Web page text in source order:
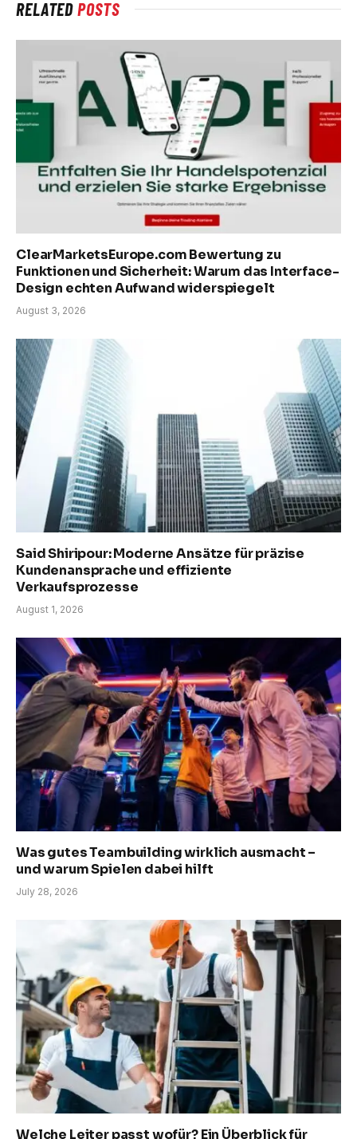
RELATEDPOSTS
ClearMarketsEurope.com Bewertung zu
Funktionen und Sicherheit: Warum das Interface-
Design echten Aufwand widerspiegelt
August 3, 2026
Said Shiripour: Moderne Ansätze für präzise
Kundenansprache und effiziente
Verkaufsprozesse
August 1, 2026
Was gutes Teambuilding wirklich ausmacht –
und warum Spielen dabei hilft
July 28, 2026
Welche Leiter passt wofür? Ein Überblick für